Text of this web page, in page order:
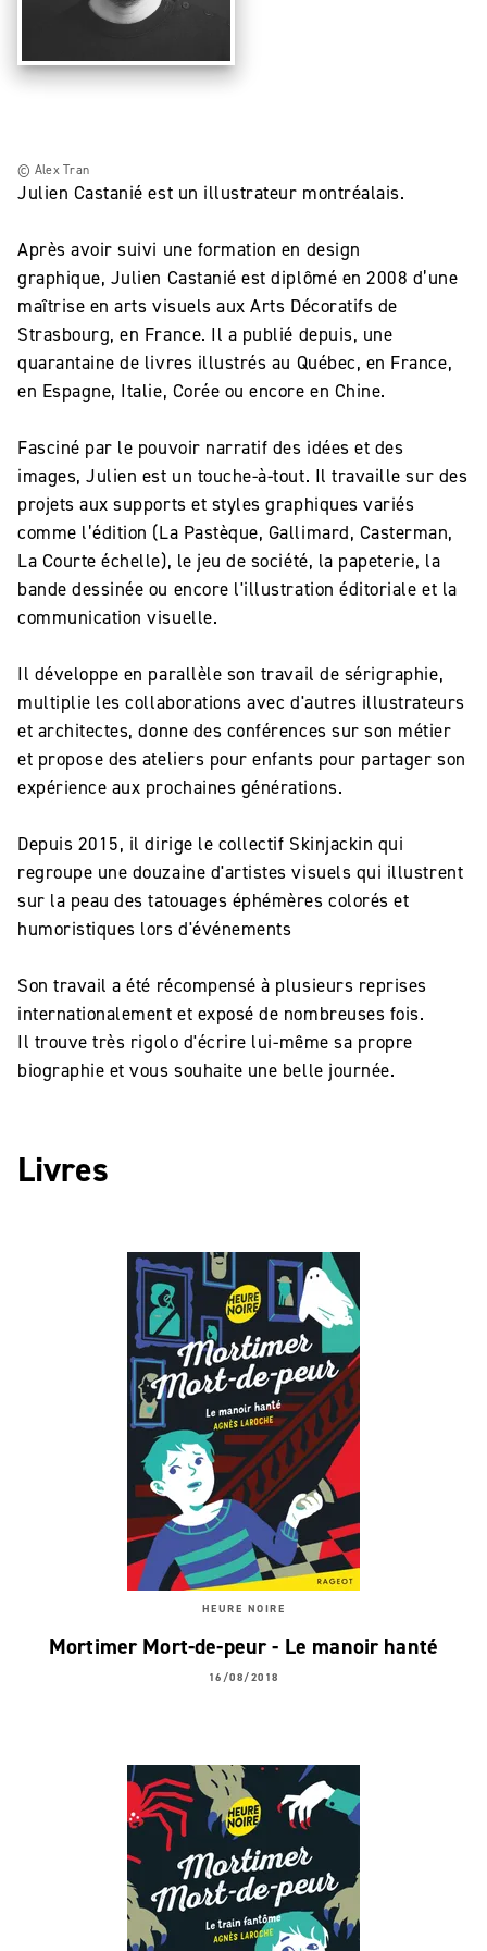
Julien Castanié est un illustrateur montréalais.
Après avoir suivi une formation en design
graphique, Julien Castanié est diplômé en 2008 d’une
maîtrise en arts visuels aux Arts Décoratifs de
Strasbourg, en France. Il a publié depuis, une
quarantaine de livres illustrés au Québec, en France,
en Espagne, Italie, Corée ou encore en Chine.
Fasciné par le pouvoir narratif des idées et des
images, Julien est un touche-à-tout. Il travaille sur des
projets aux supports et styles graphiques variés
comme l’édition (La Pastèque, Gallimard, Casterman,
La Courte échelle), le jeu de société, la papeterie, la
bande dessinée ou encore l'illustration éditoriale et la
communication visuelle.
Il développe en parallèle son travail de sérigraphie,
multiplie les collaborations avec d'autres illustrateurs
et architectes, donne des conférences sur son métier
et propose des ateliers pour enfants pour partager son
expérience aux prochaines générations.
Depuis 2015, il dirige le collectif Skinjackin qui
regroupe une douzaine d'artistes visuels qui illustrent
sur la peau des tatouages éphémères colorés et
humoristiques lors d'événements
Son travail a été récompensé à plusieurs reprises
internationalement et exposé de nombreuses fois.
Il trouve très rigolo d'écrire lui-même sa propre
biographie et vous souhaite une belle journée.
© Alex Tran
Livres
HEURE NOIRE
Mortimer Mort-de-peur - Le manoir hanté
16/08/2018